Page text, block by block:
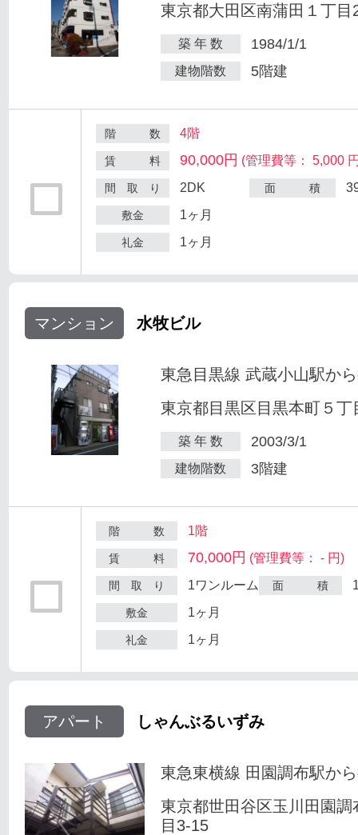
東京都大田区南蒲田１丁目
築 年 数 1984/1/1
建物階数 5階建
階 数 4階
賃 料 90,000円 (管理費等： 5,000
間 取 り 2DK 面 積
敷金 1ヶ月
礼金 1ヶ月
マンション 水牧ビル
東急目黒線 武蔵小山駅か
東京都目黒区目黒本町５丁
築 年 数 2003/3/1
建物階数 3階建
階 数 1階
賃 料 70,000円 (管理費等： - 円)
間 取 り 1ワンルーム 面 積
敷金 1ヶ月
礼金 1ヶ月
アパート しゃんぶるいずみ
東急東横線 田園調布駅か
東京都世田谷区玉川田園調
目3-15